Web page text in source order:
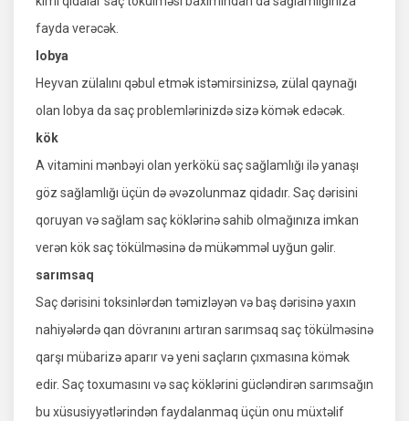
fayda verəcək.
lobya
Heyvan zülalını qəbul etmək istəmirsinizsə, zülal qaynağı
olan lobya da saç problemlərinizdə sizə kömək edəcək.
kök
A vitamini mənbəyi olan yerkökü saç sağlamlığı ilə yanaşı
göz sağlamlığı üçün də əvəzolunmaz qidadır. Saç dərisini
qoruyan və sağlam saç köklərinə sahib olmağınıza imkan
verən kök saç tökülməsinə də mükəmməl uyğun gəlir.
sarımsaq
Saç dərisini toksinlərdən təmizləyən və baş dərisinə yaxın
nahiyələrdə qan dövranını artıran sarımsaq saç tökülməsinə
qarşı mübarizə aparır və yeni saçların çıxmasına kömək
edir. Saç toxumasını və saç köklərini gücləndirən sarımsağın
bu xüsusiyyətlərindən faydalanmaq üçün onu müxtəlif